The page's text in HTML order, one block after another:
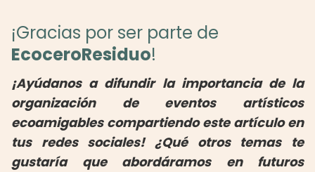
¡Gracias por ser parte de
EcoceroResiduo!
¡Ayúdanos a difundir la importancia de la
organización de eventos artísticos
ecoamigables compartiendo este artículo en
tus redes sociales! ¿Qué otros temas te
gustaría que abordáramos en futuros